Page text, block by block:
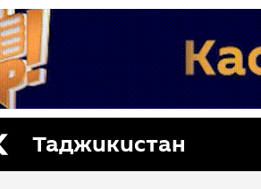
Таджикистан